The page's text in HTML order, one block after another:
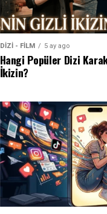
DİZİ - FİLM 5 ay ago
Hangi Popüler Dizi
İkizin?